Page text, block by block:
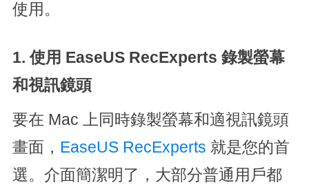
使用。
1. 使用 EaseUS RecExperts 錄製螢幕
和視訊鏡頭
要在 Mac 上同時錄製螢幕和適視訊鏡頭
畫面， EaseUS RecExperts 就是您的首
選。介面簡潔明了，大部分普通用戶都